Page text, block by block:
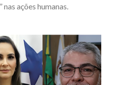
ações humanas.